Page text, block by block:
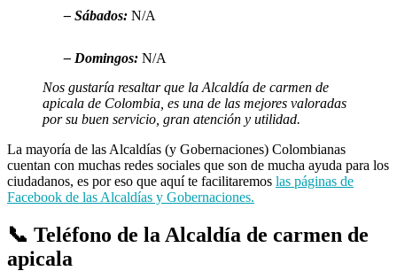
– Sábados: N/A
– Domingos: N/A
Nos gustaría resaltar que la Alcaldía de carmen de
apicala de Colombia, es una de las mejores valoradas
por su buen servicio, gran atención y utilidad.
La mayoría de las Alcaldías (y Gobernaciones) Colombianas
cuentan con muchas redes sociales que son de mucha ayuda para los
ciudadanos, es por eso que aquí te facilitaremos las páginas de
Facebook de las Alcaldías y Gobernaciones.
📞 Teléfono de la Alcaldía de carmen de
apicala